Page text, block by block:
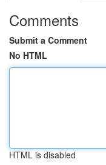
Comments
Submit a Comment
No HTML
HTML is disabled